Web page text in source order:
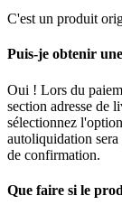
C'est un produit
Puis-je obtenir
Oui ! Lors du
section adresse de
sélectionnez
autoliquidation
de confirmation.
Que faire si le